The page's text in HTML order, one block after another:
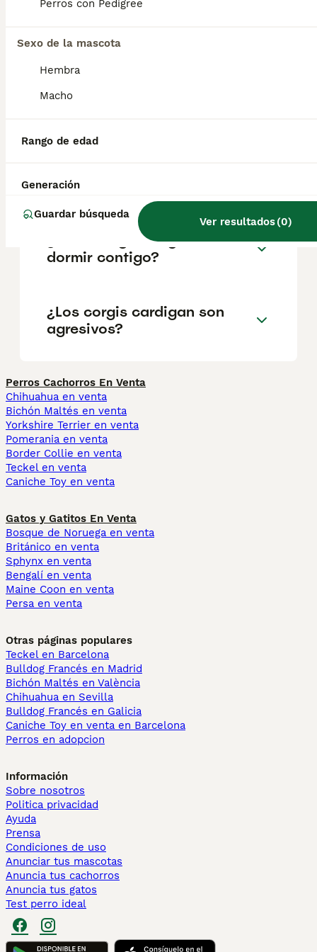
Perros con Pedigree
Sexo de la mascota
Hembra
Macho
Rango de edad
Generación
Guardar búsqueda
Ver resultados(0)
¿Por qué son tan raros los
corgis cárdigan?
pelo?
¿A los corgis les gusta
dormir contigo?
¿Los corgis cardigan son
agresivos?
Perros Cachorros En Venta
Chihuahua en venta
Bichón Maltés en venta
Yorkshire Terrier en venta
Pomerania en venta
Border Collie en venta
Teckel en venta
Caniche Toy en venta
Gatos y Gatitos En Venta
Bosque de Noruega en venta
Británico en venta
Sphynx en venta
Bengalí en venta
Maine Coon en venta
Persa en venta
Otras páginas populares
Teckel en Barcelona
Bulldog Francés en Madrid
Bichón Maltés en València
Chihuahua en Sevilla
Bulldog Francés en Galicia
Caniche Toy en venta en Barcelona
Perros en adopcion
Información
Sobre nosotros
Politica privacidad
Ayuda
Prensa
Condiciones de uso
Anunciar tus mascotas
Anuncia tus cachorros
Anuncia tus gatos
Test perro ideal